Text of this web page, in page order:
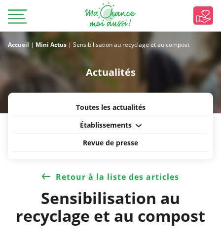
Accueil | Mini Actus | Sensibilisation au recyclage et au compost
Actualités
Toutes les actualités
Établissements
Revue de presse
Retour à la liste des articles
Sensibilisation au
recyclage et au compost